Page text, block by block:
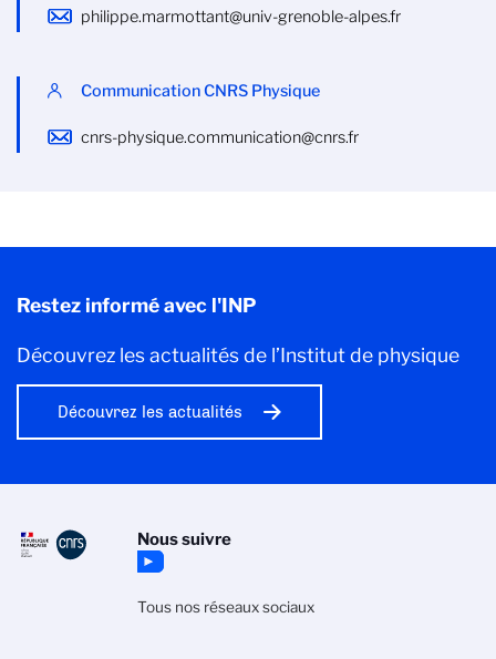
philippe.marmottant@univ-grenoble-alpes.fr
Communication CNRS Physique
cnrs-physique.communication@cnrs.fr
Restez informé avec l'INP
Découvrez les actualités de l’Institut de physique
Découvrez les actualités
Nous suivre
Tous nos réseaux sociaux